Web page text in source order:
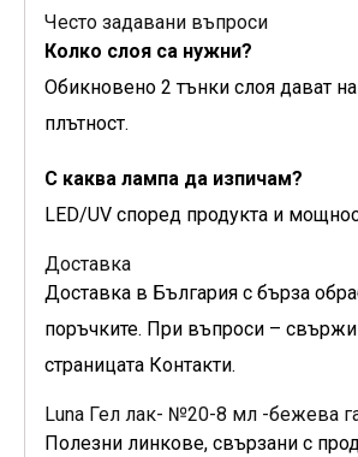
Често задавани въпроси
Колко слоя са нужни?
Обикновено 2 тънки слоя дават
плътност.
С каква лампа да изпичам?
LED/UV според продукта и
Доставка
Доставка в България с бърза
поръчките. При въпроси – свържи
страницата Контакти.
Luna Гел лак- №20-8 мл -бежева
Полезни линкове, свързани с